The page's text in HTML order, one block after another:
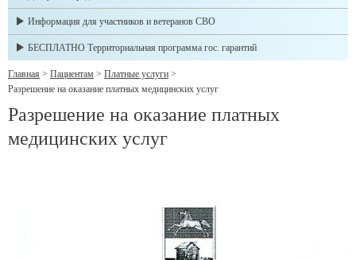
Информация для участников и ветеранов СВО
БЕСПЛАТНО Территориальная программа гос. гарантий
Главная > Пациентам > Платные услуги >
Разрешение на оказание платных медицинских услуг
Разрешение на оказание платных
медицинских услуг